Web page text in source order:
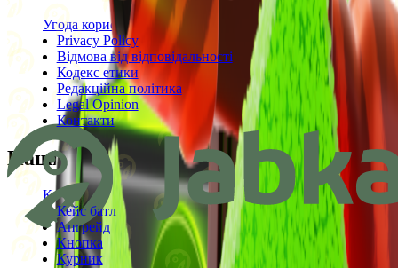
Угода користувача
Privacy Policy
Відмова від відповідальності
Кодекс етики
Редакційна політика
Legal Opinion
Контакти
Наші режими
Кейси
Кейс батл
Апгрейд
Кнопка
Курник